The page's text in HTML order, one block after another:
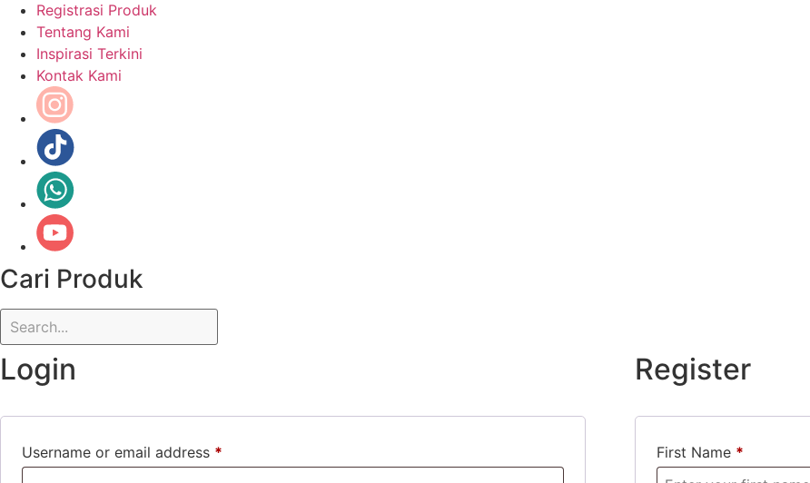
Registrasi Produk
Tentang Kami
Inspirasi Terkini
Kontak Kami
Cari Produk
Login
Username or email address *
Register
First Name *